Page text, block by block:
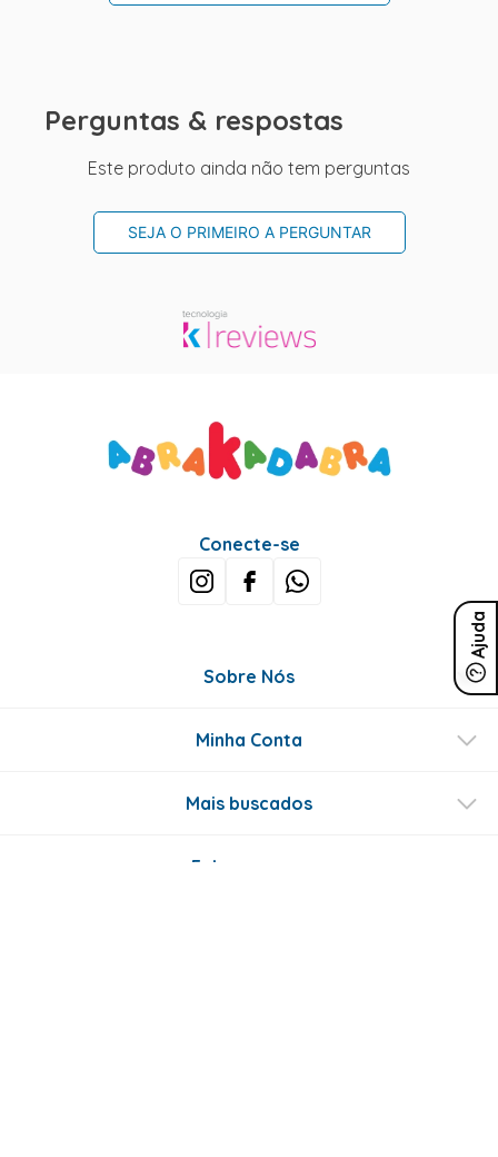
Perguntas & respostas
Este produto ainda não tem perguntas
SEJA O PRIMEIRO A PERGUNTAR
Ajuda
Conecte-se
Sobre Nós
Minha Conta
Mais buscados
Fale conosco